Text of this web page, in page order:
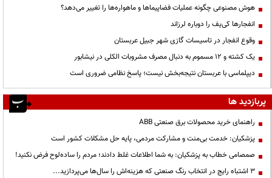
هوش مصنوعی چگونه عملیات فضاپیماها و ماهواره‌ها را تغییر می‌دهد؟
انفجارها کی‌یف را دوباره لرزاند
وقوع انفجار در تاسیسات گازی شهر جبیل عربستان
یک کشته و ۱۲ مسموم به دنبال مصرف مشروبات الکلی در نیشابور
دیپلماسی با عربستان نتیجه‌بخش نیست؛ پاسخ نظامی ضروری است
پربازدید ها
راهنمای خرید محصولات برق صنعتی ABB
پزشکیان: خدمت بی‌منت و مشارکت مردمی، پایه حل مشکلات کشور است
صمصامی خطاب به پزشکیان: به شما اطلاعات غلط دادند؛ مردم را ساده‌لوح فرض نکنید!
3 اشتباه رایج در انتخاب رنگ صنعتی که هزینه‌اش را سال‌ها می‌پردازید...